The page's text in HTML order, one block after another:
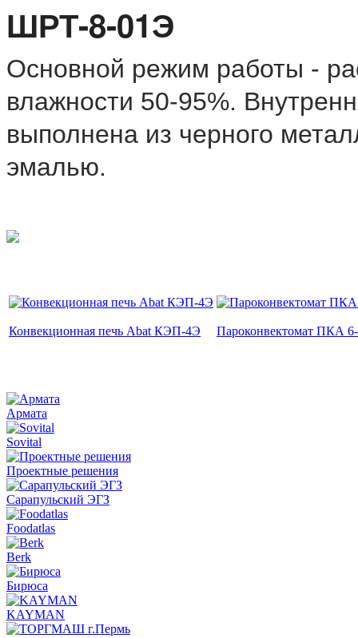
ШРТ-8-01Э
Основной режим работы -
влажности 50-95%.
выполнена из черного
эмалью.
Конвекционная печь Abat КЭП-4Э Пароконвектомат ПКА
Армата
Sovital
Проектные решения
Сарапульский ЭГЗ
Foodatlas
Berk
Бирюса
KAYMAN